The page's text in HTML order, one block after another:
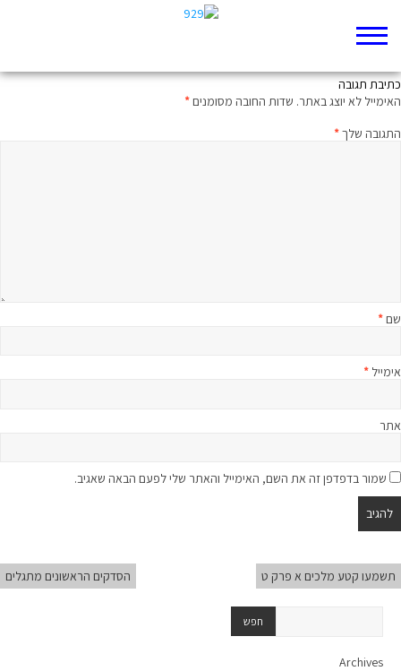
כתיבת תגובה
האימייל לא יוצג באתר. שדות החובה מסומנים*
התגובה שלך*
שם*
אימייל *
אתר
שמור בדפדפן זה את השם, האימייל והאתר שלי לפעם הבאה שאגיב.
תשמעו קטע מלכים א פרק ט הסדקים הראשונים מתגלים
Archives